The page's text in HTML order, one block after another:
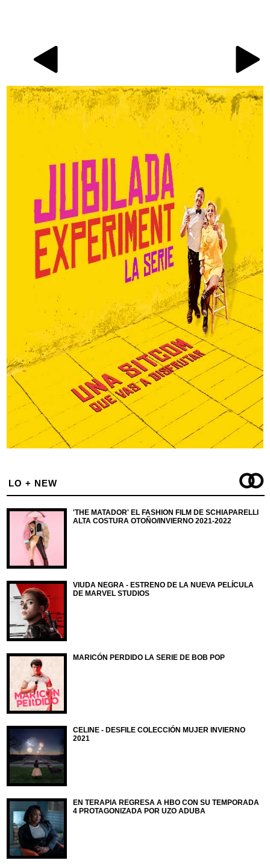
LO + NEW
'THE MATADOR' EL FASHION FILM DE SCHIAPARELLI
ALTA COSTURA OTOÑO/INVIERNO 2021-2022
VIUDA NEGRA - ESTRENO DE LA NUEVA PELÍCULA
DE MARVEL STUDIOS
MARICÓN PERDIDO LA SERIE DE BOB POP
CELINE - DESFILE COLECCIÓN MUJER INVIERNO
2021
EN TERAPIA REGRESA A HBO CON SU TEMPORADA
4 PROTAGONIZADA POR UZO ADUBA